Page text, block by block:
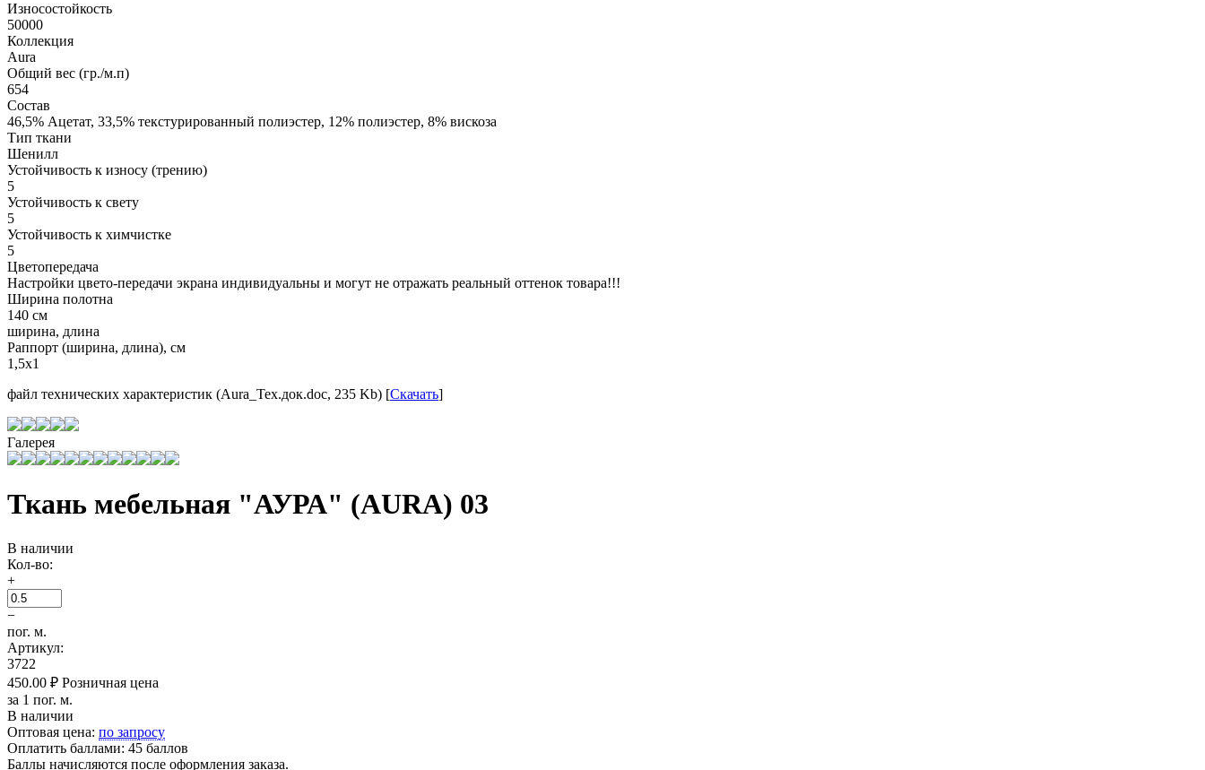
Износостойкость
50000
Коллекция
Aura
Общий вес (гр./м.п)
654
Состав
46,5% Ацетат, 33,5% текстурированный полиэстер, 12% полиэстер, 8% вискоза
Тип ткани
Шенилл
Устойчивость к износу (трению)
5
Устойчивость к свету
5
Устойчивость к химчистке
5
Цветопередача
Настройки цвето-передачи экрана индивидуальны и могут не отражать реальный оттенок товара!!!
Ширина полотна
140 см
ширина, длина
Раппорт (ширина, длина), см
1,5х1
файл технических характеристик (Aura_Тех.док.doc, 235 Kb) [Скачать]
Галерея
Ткань мебельная "АУРА" (AURA) 03
В наличии
Кол-во:
+
−
пог. м.
Артикул:
3722
450.00 ₽ Розничная цена
за 1 пог. м.
В наличии
Оптовая цена: по запросу
Оплатить баллами: 45 баллов
Баллы начисляются после оформления заказа.